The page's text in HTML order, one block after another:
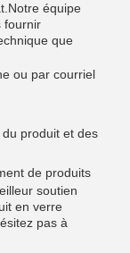
équipe
fournir
que
ou par courriel
produit et des
de produits
soutien
en verre
pas à